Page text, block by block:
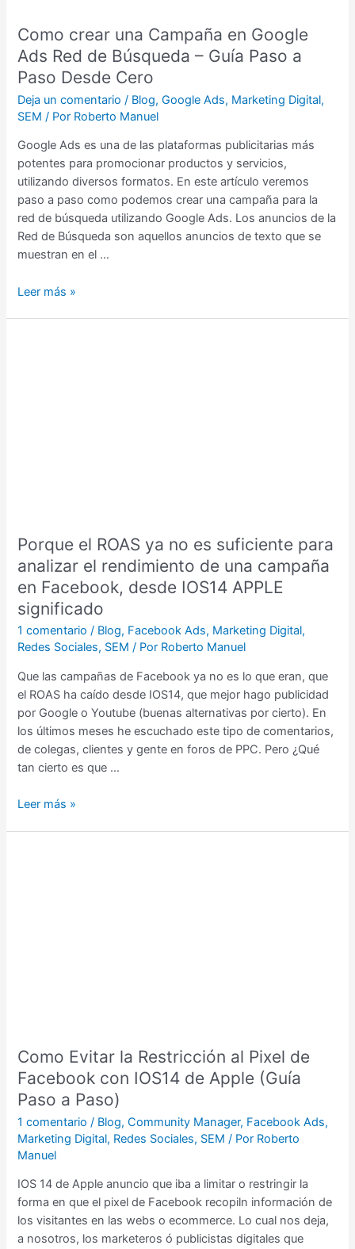
Como crear una Campaña en Google
Ads Red de Búsqueda – Guía Paso a
Paso Desde Cero
Deja un comentario / Blog,Google Ads, Marketing Digital,
SEM / Por Roberto Manuel
Google Ads es una de las plataformas publicitarias más
potentes para promocionar productos y servicios,
utilizando diversos formatos. En este artículo veremos
paso a paso como podemos crear una campaña para la
red de búsqueda utilizando Google Ads. Los anuncios de la
Red de Búsqueda son aquellos anuncios de texto que se
muestran en el …
Guía
Paso
a
Desde
Leer más »
Porque el ROAS ya no es suficiente para
analizar el rendimiento de una campaña
en Facebook, desde IOS14 APPLE
significado
1 comentario / Blog, Facebook Ads, Marketing Digital,
Redes Sociales, SEM / Por Roberto Manuel
Que las campañas de Facebook ya no es lo que eran, que
el ROAS ha caído desde IOS14, que mejor hago publicidad
por Google o Youtube (buenas alternativas por cierto). En
los últimos meses he escuchado este tipo de comentarios,
de colegas, clientes y gente en foros de PPC. Pero ¿Qué
tan cierto es que …
de
una
campaña
en
Facebook,
desde
IOS14
APPLE
significado
Leer más »
Como Evitar la Restricción al Pixel de
Facebook con IOS14 de Apple (Guía
Paso a Paso)
1 comentario / Blog,Community Manager, Facebook Ads,
Marketing Digital, Redes Sociales, SEM / Por Roberto
Manuel
IOS 14 de Apple anuncio que iba a limitar o restringir la
forma en que el pixel de Facebook recopiln información de
los visitantes en las webs o ecommerce. Lo cual nos deja,
a nosotros, los marketeros ó publicistas digitales que
Apple
(Guía
Paso
Paso)